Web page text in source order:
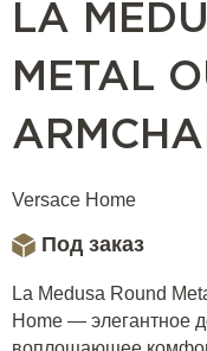
LA
METAL
Versace Home
Под заказ
La Medusa Round
Home — элегантное